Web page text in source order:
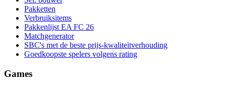
Pakketten
Verbruiksitems
Pakkenlijst EA FC 26
Matchgenerator
SBC's met de beste prijs-kwaliteitverhouding
Goedkoopste spelers volgens rating
Games